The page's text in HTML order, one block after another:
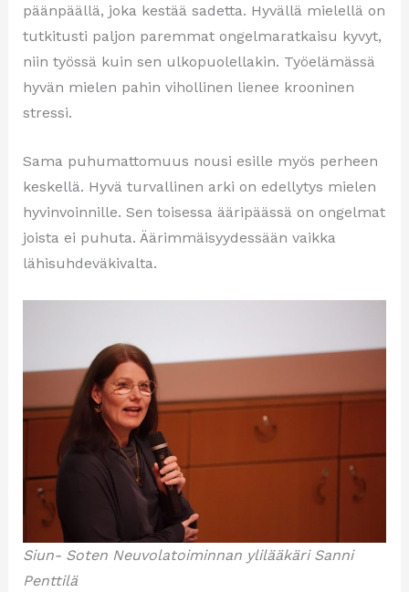
päänpäällä, joka kestää sadetta. Hyvällä mielellä on
tutkitusti paljon paremmat ongelmaratkaisu kyvyt,
niin työssä kuin sen ulkopuolellakin. Työelämässä
hyvän mielen pahin vihollinen lienee krooninen
stressi.
Sama puhumattomuus nousi esille myös perheen
keskellä. Hyvä turvallinen arki on edellytys mielen
hyvinvoinnille. Sen toisessa ääripäässä on ongelmat
joista ei puhuta. Äärimmäisyydessään vaikka
lähisuhdeväkivalta.
Siun- Soten Neuvolatoiminnan ylilääkäri Sanni
Penttilä